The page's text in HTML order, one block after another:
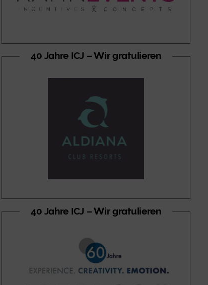
40 Jahre ICJ – Wir gratulieren
40 Jahre ICJ – Wir gratulieren